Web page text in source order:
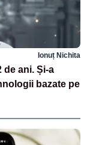
Ionuț Nichita
de ani. Și-a
bazate pe